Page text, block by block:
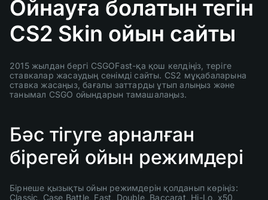
Ойнауға болатын тегін
CS2 Skin ойын сайты
2015 жылдан бергі CSGOFast-қа қош келдіңіз, теріге
ставкалар жасаудың сенімді сайты. CS2 мұқабаларына
ставка жасаңыз, бағалы заттарды ұтып алыңыз және
танымал CSGO ойындарын тамашалаңыз.
Бәс тігуге арналған
бірегей ойын режимдері
Бірнеше қызықты ойын режимдерін қолданып көріңіз:
Classic, Case Battle, Fast, Double, Baccarat, Hi-Lo, x50,